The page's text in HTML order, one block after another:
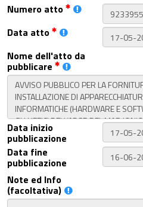
Numero atto
Data atto
Nome dell'atto da
pubblicare
Data inizio
pubblicazione
Data fine
pubblicazione
Note ed Info
(facoltativa)